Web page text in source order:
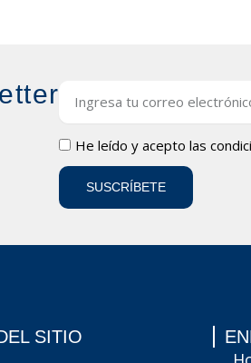
LOPDHe leído y acepto las
SUSCRÍBETE
SITIO